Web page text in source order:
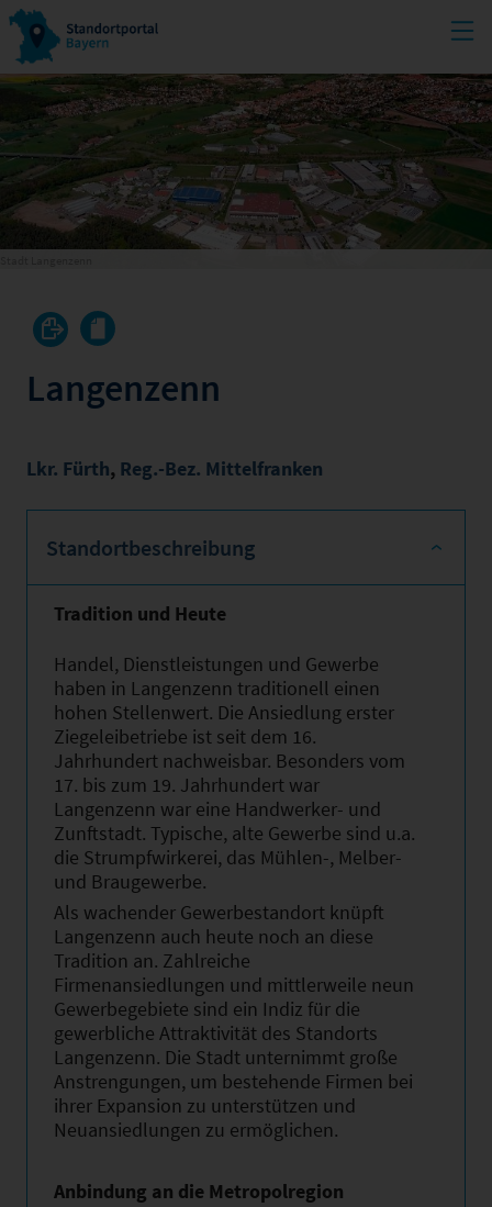
Langenzenn
Lkr. Fürth, Reg.-Bez. Mittelfranken
Standortbeschreibung
Tradition und Heute
Handel, Dienstleistungen und Gewerbe
haben in Langenzenn traditionell einen
hohen Stellenwert. Die Ansiedlung erster
Ziegeleibetriebe ist seit dem 16.
Jahrhundert nachweisbar. Besonders vom
17. bis zum 19. Jahrhundert war
Langenzenn war eine Handwerker- und
Zunftstadt. Typische, alte Gewerbe sind u.a.
die Strumpfwirkerei, das Mühlen-, Melber-
und Braugewerbe.
Als wachender Gewerbestandort knüpft
Langenzenn auch heute noch an diese
Tradition an. Zahlreiche
Firmenansiedlungen und mittlerweile neun
Gewerbegebiete sind ein Indiz für die
gewerbliche Attraktivität des Standorts
Langenzenn. Die Stadt unternimmt große
Anstrengungen, um bestehende Firmen bei
ihrer Expansion zu unterstützen und
Neuansiedlungen zu ermöglichen.
Anbindung an die Metropolregion